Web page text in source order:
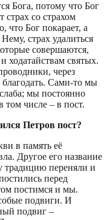
Бога, потому что Бог
страх со страхом
что Бог покарает, а
страх удалиться
совершаются,
ходатайствам святых.
через
благодать. Сами-то мы
мы постоянно
том числе – в пост.
Петров пост?
в память её
Другое его название
традицию переняли и
перед
постимся и мы.
подвиги. И
подвиг –